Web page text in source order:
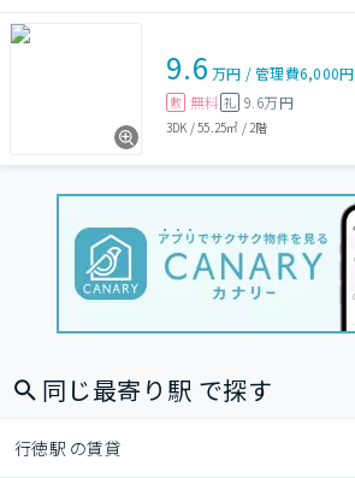
9.6 万円 /管理費6,000円
敷 無料 礼 9.6万円
3DK /55.25㎡ / 2階
同じ最寄り駅 で探す
行徳駅 の賃貸